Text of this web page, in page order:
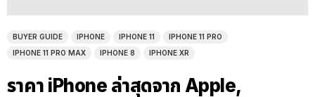
BUYER GUIDE IPHONE IPHONE 11
IPHONE 11 PRO
IPHONE 11 PRO MAX
IPHONE 8 IPHONE XR
ราคา iPhone ล่าสุดจาก Apple,